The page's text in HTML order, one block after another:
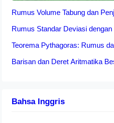
Rumus Volume Tabung dan
Rumus Standar Deviasi
Teorema Pythagoras: Rumus
Barisan dan Deret Aritmatika
Bahsa Inggris